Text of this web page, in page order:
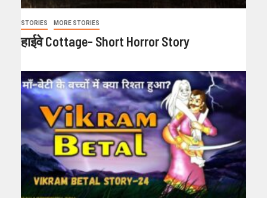
STORIES MORE STORIES
हाईवे Cottage- Short Horror Story